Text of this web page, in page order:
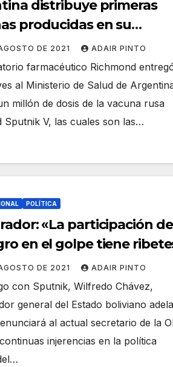
distribuye primeras
producidas en su
DE 2021 ADAIR PINTO
farmacéutico Richmond
al Ministerio de Salud de
millón de dosis de la vacuna rusa
Sputnik V, las cuales son las…
POLÍTICA
«La participación de
en el golpe tiene
DE 2021 ADAIR PINTO
con Sputnik, Wilfredo Chávez,
general del Estado boliviano
al actual secretario de la
injerencias en la política